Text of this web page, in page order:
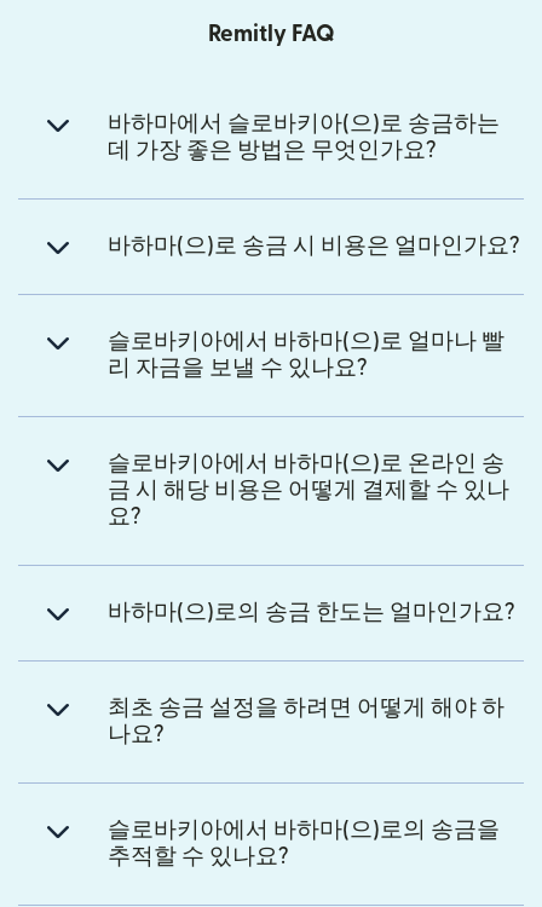
Remitly FAQ
바하마에서 슬로바키아(으)로 송금하는
데 가장 좋은 방법은 무엇인가요?
바하마(으)로 송금 시 비용은 얼마인가요?
슬로바키아에서 바하마(으)로 얼마나 빨
리 자금을 보낼 수 있나요?
슬로바키아에서 바하마(으)로 온라인 송
금 시 해당 비용은 어떻게 결제할 수 있나
요?
바하마(으)로의 송금 한도는 얼마인가요?
최초 송금 설정을 하려면 어떻게 해야 하
나요?
슬로바키아에서 바하마(으)로의 송금을
추적할 수 있나요?